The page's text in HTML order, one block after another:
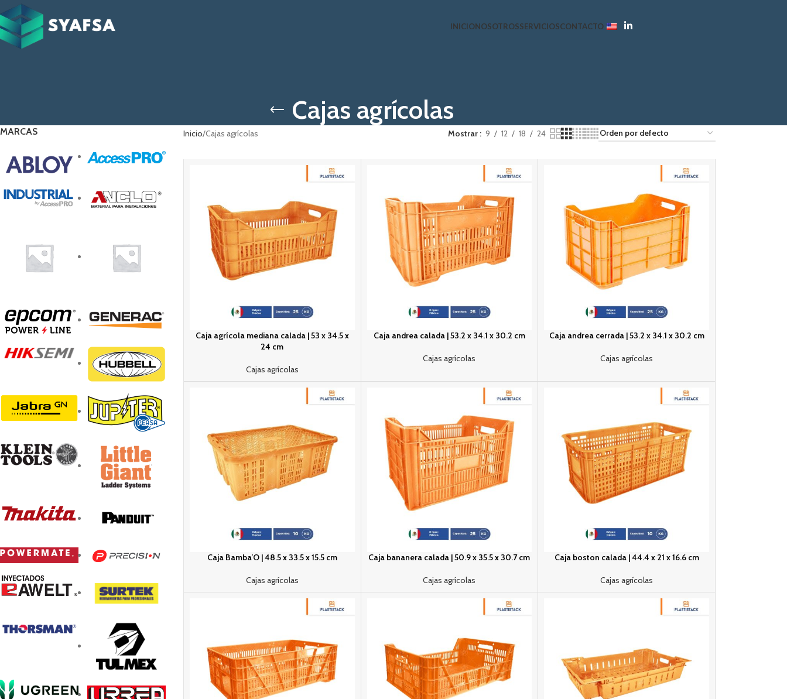
INICIONOSOTROSSERVICIOSCONTACTO
Cajas agrícolas
MARCAS Inicio Cajas agrícolas Mostrar 9 12 18 24
Caja agrícola mediana calada | 53 x 34.5 x
24 cm
Cajas agrícolas
Caja andrea calada | 53.2 x 34.1 x 30.2 cm
Cajas agrícolas
Caja andrea cerrada | 53.2 x 34.1 x 30.2 cm
Cajas agrícolas
Caja Bamba’O | 48.5 x 33.5 x 15.5 cm
Cajas agrícolas
Caja bananera calada | 50.9 x 35.5 x 30.7 cm
Cajas agrícolas
Caja boston calada | 44.4 x 21 x 16.6 cm
Cajas agrícolas